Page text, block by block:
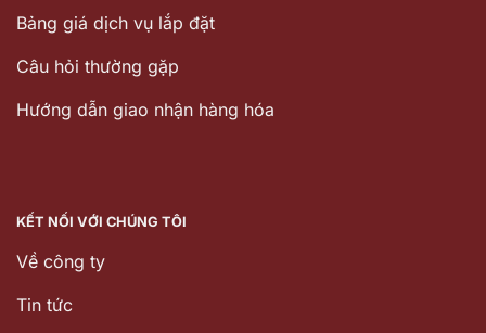
Bảng giá dịch vụ lắp đặt
Câu hỏi thường gặp
Hướng dẫn giao nhận hàng hóa
KẾT NỐI VỚI CHÚNG TÔI
Về công ty
Tin tức